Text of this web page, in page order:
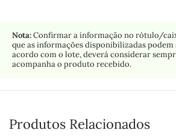
Nota:Confirmar a informação no rótulo/
que as informações disponibilizadas
acordo com o lote, deverá considerar
acompanha o produto recebido.
Produtos Relacionados